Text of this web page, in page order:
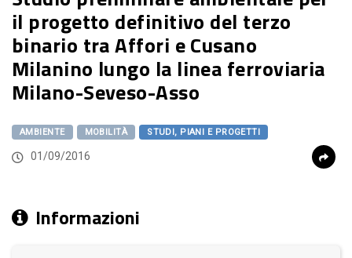
il progetto definitivo del terzo
binario tra Affori e Cusano
Milanino lungo la linea ferroviaria
Milano-Seveso-Asso
AMBIENTE MOBILITÀ STUDI, PIANI E PROGETTI
01/09/2016
Informazioni